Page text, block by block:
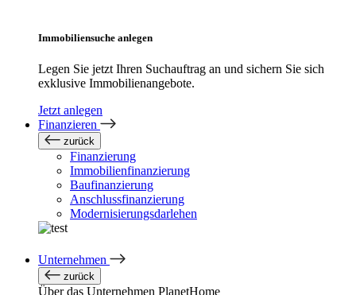
Immobiliensuche anlegen
Legen Sie jetzt Ihren Suchauftrag an und sichern Sie sich
exklusive Immobilienangebote.
Jetzt anlegen
Finanzieren
zurück
Finanzierung
Immobilienfinanzierung
Baufinanzierung
Anschlussfinanzierung
Modernisierungsdarlehen
Unternehmen
zurück
Über das Unternehmen PlanetHome